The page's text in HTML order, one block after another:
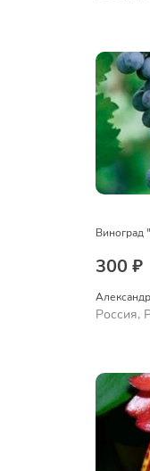
Виноград
300 ₽
Александр
Россия,